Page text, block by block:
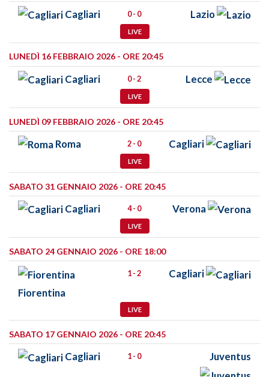
Cagliari 0 - 0 Lazio
LIVE
LUNEDÌ 16 FEBBRAIO 2026 - ORE 20:45
Cagliari 0 - 2 Lecce
LIVE
LUNEDÌ 09 FEBBRAIO 2026 - ORE 20:45
Roma 2 - 0 Cagliari
LIVE
SABATO 31 GENNAIO 2026 - ORE 20:45
Cagliari 4 - 0 Verona
LIVE
SABATO 24 GENNAIO 2026 - ORE 18:00
Fiorentina
1 - 2 Cagliari
LIVE
SABATO 17 GENNAIO 2026 - ORE 20:45
Cagliari 1 - 0 Juventus